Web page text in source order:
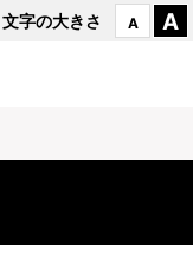
文字の大きさ A A